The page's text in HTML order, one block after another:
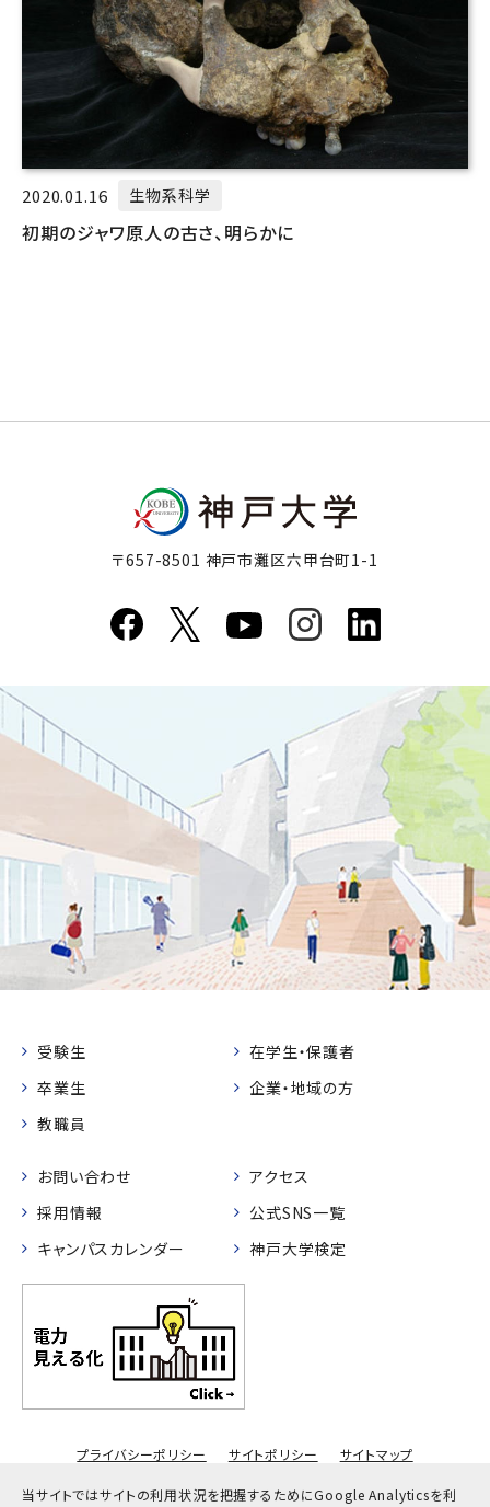
当サイトではサイトの利用状況を把握するためにGoogle Analyticsを利
2020.01.16 生物系科学
初期のジャワ原人の古さ、明らかに
〒657-8501 神戸市灘区六甲台町1-1
受験生
在学生・保護者
卒業生
企業・地域の方
教職員
お問い合わせ
アクセス
採用情報
公式SNS一覧
キャンパスカレンダー
神戸大学検定
プライバシーポリシー サイトポリシー サイトマップ
© Kobe University